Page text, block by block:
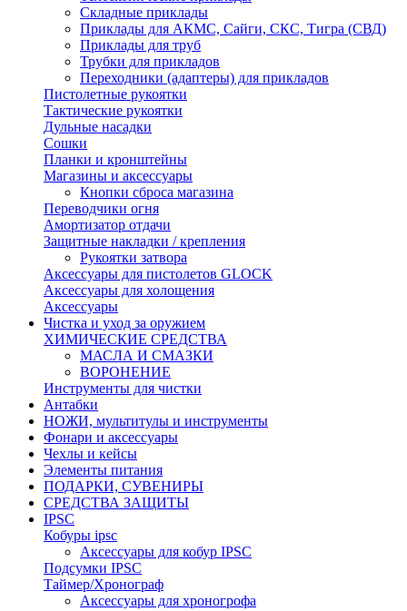
Складные приклады
Приклады для АКМС, Сайги, СКС, Тигра (СВД)
Приклады для труб
Трубки для прикладов
Переходники (адаптеры) для прикладов
Пистолетные рукоятки
Тактические рукоятки
Дульные насадки
Сошки
Планки и кронштейны
Магазины и аксессуары
Кнопки сброса магазина
Переводчики огня
Амортизатор отдачи
Защитные накладки / крепления
Рукоятки затвора
Аксессуары для пистолетов GLOCK
Аксессуары для холощения
Аксессуары
Чистка и уход за оружием
ХИМИЧЕСКИЕ СРЕДСТВА
МАСЛА И СМАЗКИ
ВОРОНЕНИЕ
Инструменты для чистки
Антабки
НОЖИ, мультитулы и инструменты
Фонари и аксессуары
Чехлы и кейсы
Элементы питания
ПОДАРКИ, СУВЕНИРЫ
СРЕДСТВА ЗАЩИТЫ
IPSC
Кобуры ipsc
Аксессуары для кобур IPSC
Подсумки IPSC
Таймер/Хронограф
Аксессуары для хроногрофа